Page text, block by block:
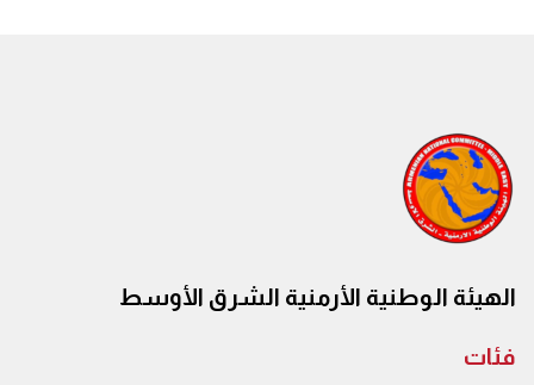
الهيئة الوطنية الأرمنية الشرق الأوسط
فئات